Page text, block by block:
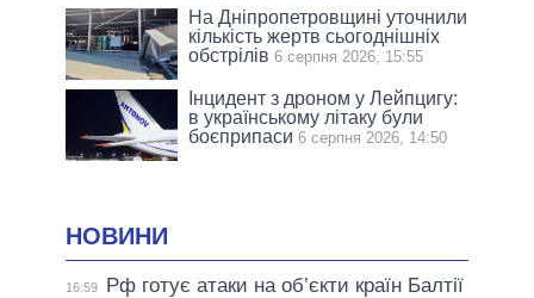
На Дніпропетровщині уточнили
кількість жертв сьогоднішніх
обстрілів 6 серпня 2026, 15:55
Інцидент з дроном у Лейпцигу:
в українському літаку були
боєприпаси 6 серпня 2026, 14:50
НОВИНИ
16:59
Рф готує атаки на об’єкти країн Балтії